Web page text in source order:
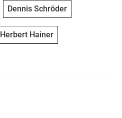
Dennis Schröder
Herbert Hainer